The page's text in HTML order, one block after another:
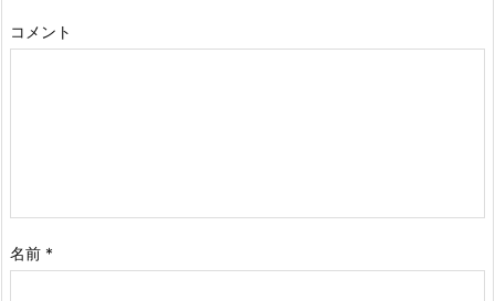
コメント
名前 *